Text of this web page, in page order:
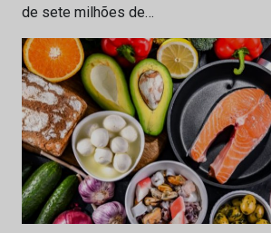
de sete milhões de…